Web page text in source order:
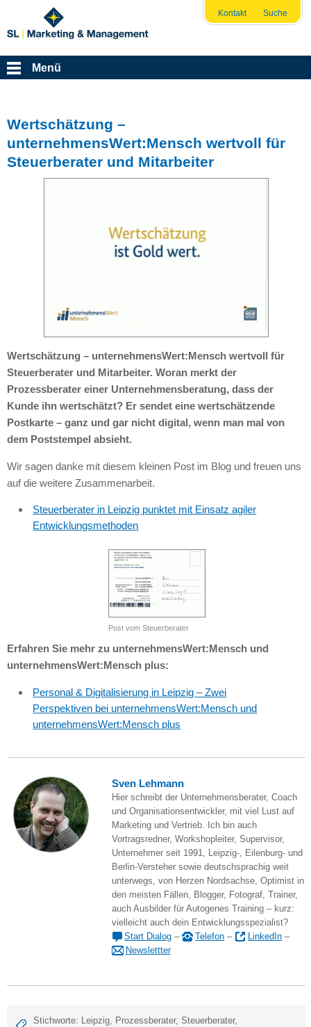
Kontakt Suche
Menü
Wertschätzung –
unternehmensWert:Mensch wertvoll für
Steuerberater und Mitarbeiter
Wertschätzung – unternehmensWert:Mensch wertvoll für
Steuerberater und Mitarbeiter. Woran merkt der
Prozessberater einer Unternehmensberatung, dass der
Kunde ihn wertschätzt? Er sendet eine wertschätzende
Postkarte – ganz und gar nicht digital, wenn man mal von
dem Poststempel absieht.
Wir sagen danke mit diesem kleinen Post im Blog und freuen uns
auf die weitere Zusammenarbeit.
Steuerberater in Leipzig punktet mit Einsatz agiler
Entwicklungsmethoden
Post vom Steuerberater
Erfahren Sie mehr zu unternehmensWert:Mensch und
unternehmensWert:Mensch plus:
Personal & Digitalisierung in Leipzig – Zwei
Perspektiven bei unternehmensWert:Mensch und
unternehmensWert:Mensch plus
Sven Lehmann
Hier schreibt der Unternehmensberater, Coach
und Organisationsentwickler, mit viel Lust auf
Marketing und Vertrieb. Ich bin auch
Vortragsredner, Workshopleiter, Supervisor,
Unternehmer seit 1991, Leipzig-, Eilenburg- und
Berlin-Versteher sowie deutschsprachig weit
unterwegs, von Herzen Nordsachse, Optimist in
den meisten Fällen, Blogger, Fotograf, Trainer,
auch Ausbilder für Autogenes Training – kurz:
vielleicht auch dein Entwicklungsspezialist?
Start Dialog – Telefon – LinkedIn –
Newslettter
Stichworte: Leipzig Prozessberater,Steuerberater,